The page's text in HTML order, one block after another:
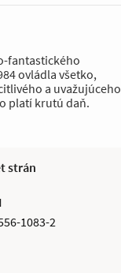
fantastického
ovládla všetko,
a uvažujúceho
platí krutú daň.
strán
1083-2